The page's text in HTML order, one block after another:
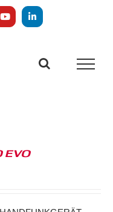
YouTubeLinkedIn
EVO